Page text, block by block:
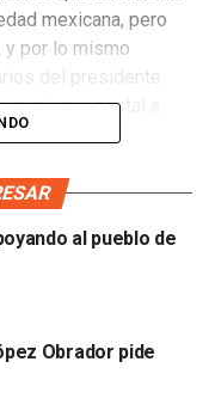
mexicana, pero
y por lo mismo
del presidente
mismo costal a
a esta
civil? Se puede
personas que, en
actúan para
público que
fuera de las
ciertos atributos
su
al pueblo de
Obrador pide